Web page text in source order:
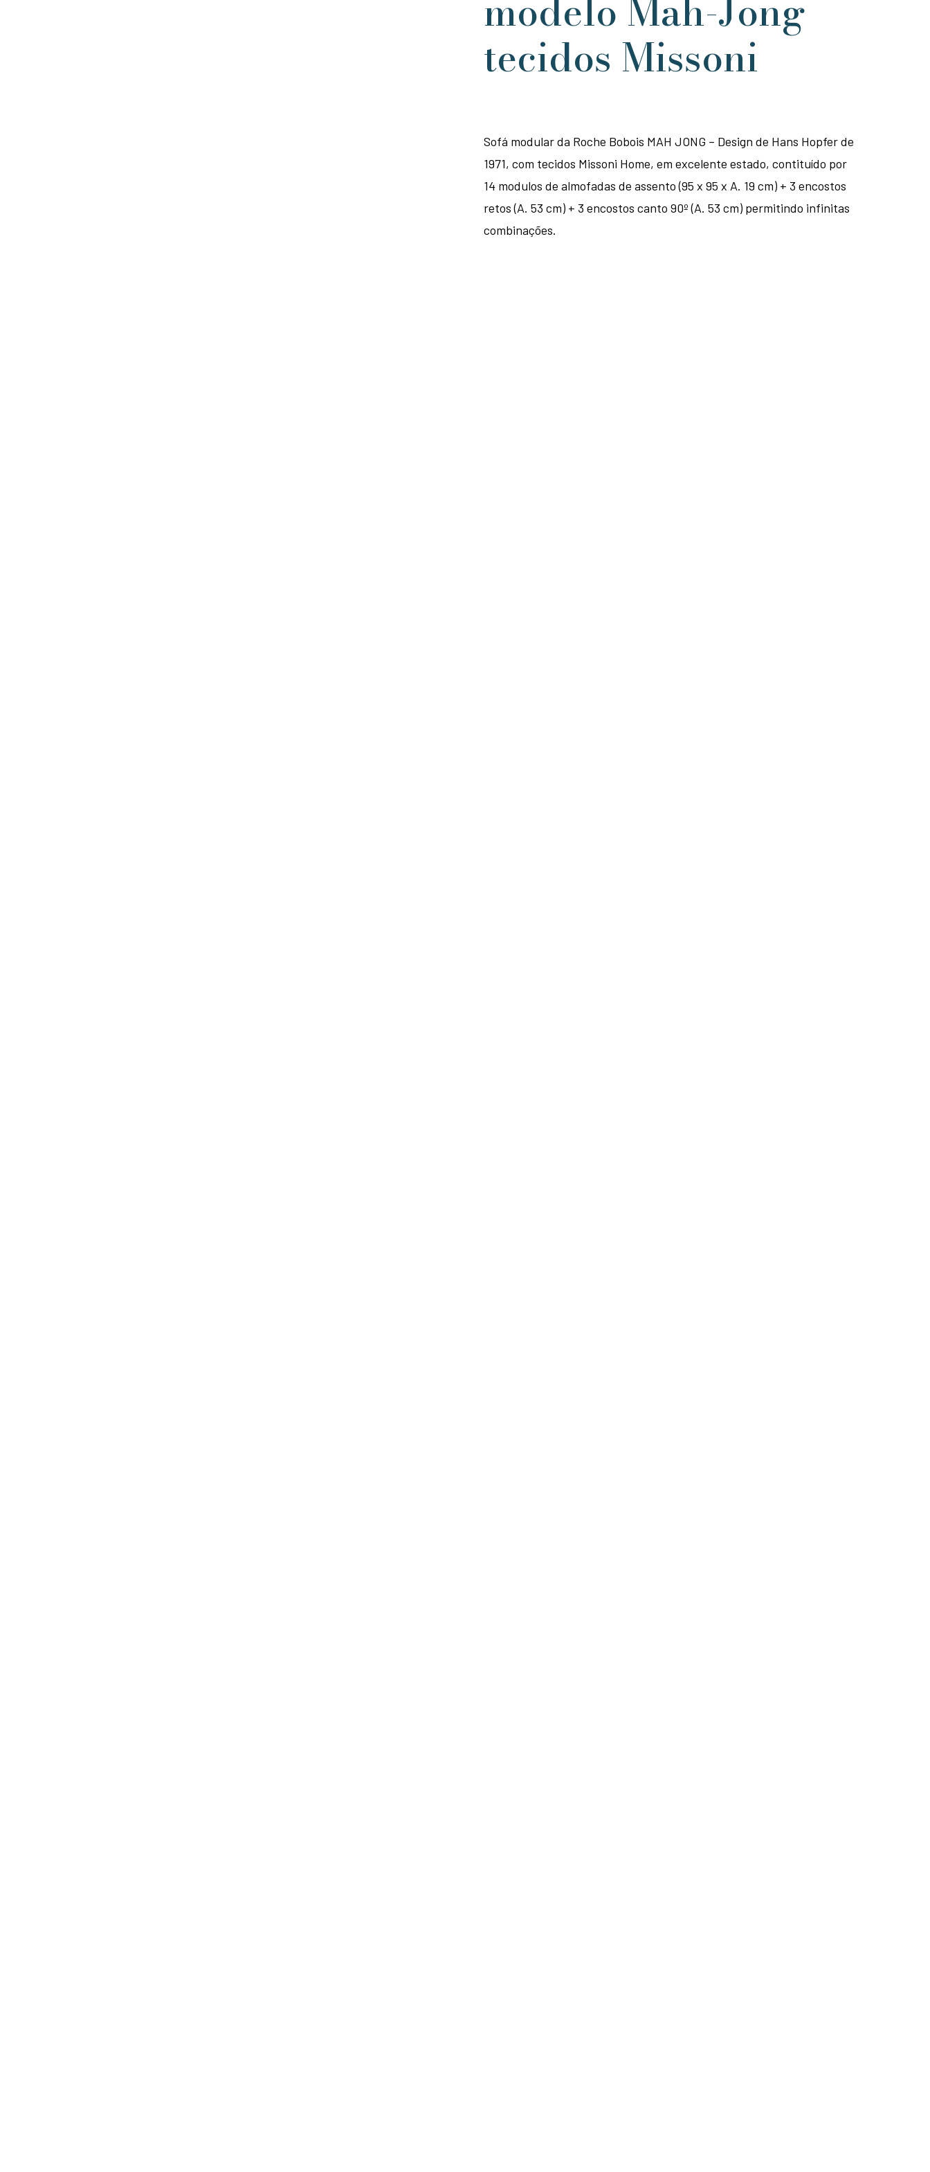
modelo Mah-Jong
tecidos Missoni
Sofá modular da Roche Bobois MAH JONG – Design de Hans Hopfer de
1971, com tecidos Missoni Home, em excelente estado, contituído por
14 modulos de almofadas de assento (95 x 95 x A. 19 cm) + 3 encostos
retos (A. 53 cm) + 3 encostos canto 90º (A. 53 cm) permitindo infinitas
combinações.